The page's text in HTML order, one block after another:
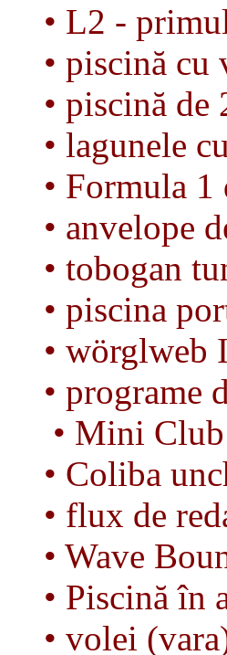
• L2 -
• piscină cu
• piscină de
• lagunele
• Formula
• anvelope
• tobogan
• piscina
• wörglweb
• programe
• Mini
• Coliba
• flux de
• Wave
• Piscină în
• volei